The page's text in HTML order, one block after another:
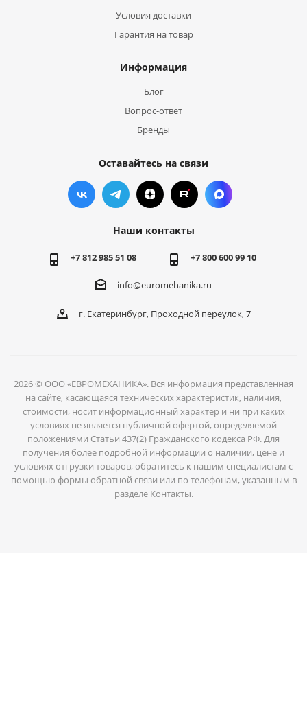
Условия доставки
Гарантия на товар
Информация
Блог
Вопрос-ответ
Бренды
Оставайтесь на связи
Наши контакты
+7 812 985 51 08 +7 800 600 99 10
info@euromehanika.ru
г. Екатеринбург, Проходной переулок, 7
2026 © ООО «ЕВРОМЕХАНИКА». Вся информация представленная
на сайте, касающаяся технических характеристик, наличия,
стоимости, носит информационный характер и ни при каких
условиях не является публичной офертой, определяемой
положениями Статьи 437(2) Гражданского кодекса РФ. Для
получения более подробной информации о наличии, цене и
условиях отгрузки товаров, обратитесь к нашим специалистам с
помощью формы обратной связи или по телефонам, указанным в
разделе Контакты.